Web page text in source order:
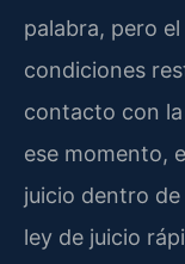
palabra, pero
condiciones
contacto con
ese momento,
juicio dentro
ley de juicio